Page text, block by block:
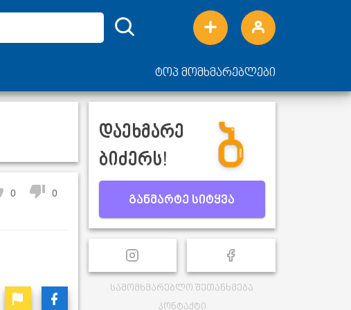
ტოპ მომხმარებლები
0 0
დაეხმარე
ბიძერს!
განმარტე სიტყვა
სამომხმარებლო შეთანხმება
კონტაქტი